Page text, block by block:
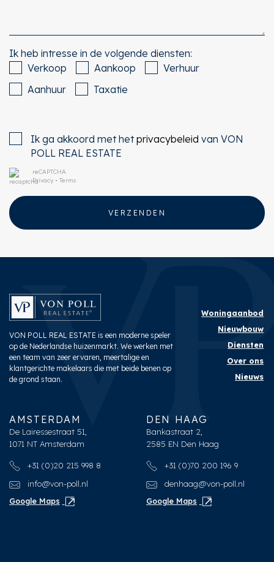
Ik heb intresse in de volgende diensten:
Verkoop
Aankoop
Verhuur
Aanhuur
Taxatie
Ik ga akkoord met hetprivacybeleid van VON
POLL REAL ESTATE
reCAPTCHA
Privacy • Terms
VERZENDEN
VON POLL REAL ESTATE is een moderne speler
op de Nederlandse huizenmarkt. We werken met
een team van zeer ervaren, meertalige en
klantgerichte makelaars die met beide benen op
de grond staan.
Woningaanbod
Nieuwbouw
Diensten
Over ons
Nieuws
AMSTERDAM
De Lairessestraat 51,
1071 NT Amsterdam
+31 (0)20 215 998 8
info@von-poll.nl
Google Maps
DEN HAAG
Bankastraat 2,
2585 EN Den Haag
+31 (0)70 200 196 9
denhaag@von-poll.nl
Google Maps